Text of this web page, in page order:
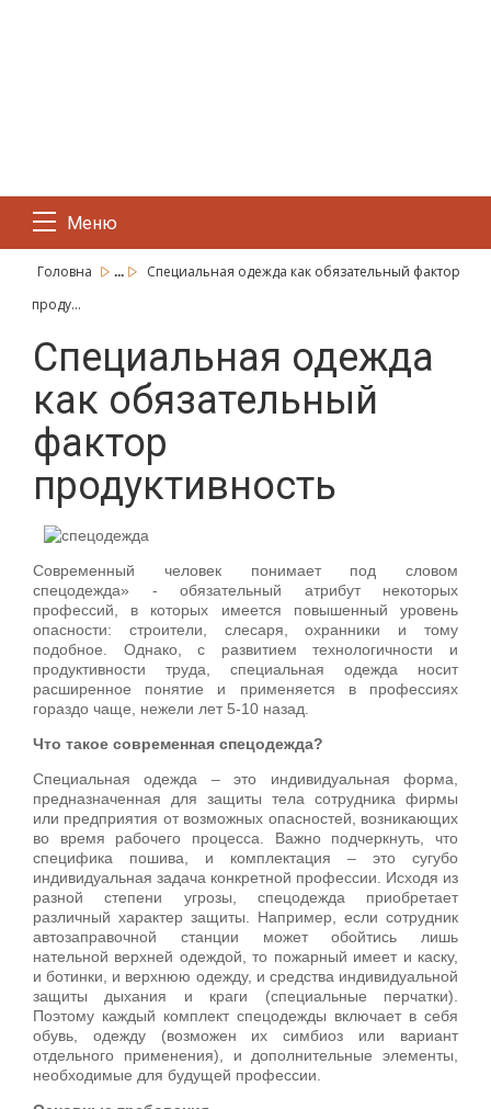
Меню
Головна ...
Специальная одежда как обязательный фактор
проду...
Специальная одежда
как обязательный
фактор
продуктивность
Современный человек понимает под словом
спецодежда» - обязательный атрибут некоторых
профессий, в которых имеется повышенный уровень
опасности: строители, слесаря, охранники и тому
подобное. Однако, с развитием технологичности и
продуктивности труда, специальная одежда носит
расширенное понятие и применяется в профессиях
гораздо чаще, нежели лет 5-10 назад.
Что такое современная спецодежда?
Специальная одежда – это индивидуальная форма,
предназначенная для защиты тела сотрудника фирмы
или предприятия от возможных опасностей, возникающих
во время рабочего процесса. Важно подчеркнуть, что
специфика пошива, и комплектация – это сугубо
индивидуальная задача конкретной профессии. Исходя из
разной степени угрозы, спецодежда приобретает
различный характер защиты. Например, если сотрудник
автозаправочной станции может обойтись лишь
нательной верхней одеждой, то пожарный имеет и каску,
и ботинки, и верхнюю одежду, и средства индивидуальной
защиты дыхания и краги (специальные перчатки).
Поэтому каждый комплект спецодежды включает в себя
обувь, одежду (возможен их симбиоз или вариант
отдельного применения), и дополнительные элементы,
необходимые для будущей профессии.